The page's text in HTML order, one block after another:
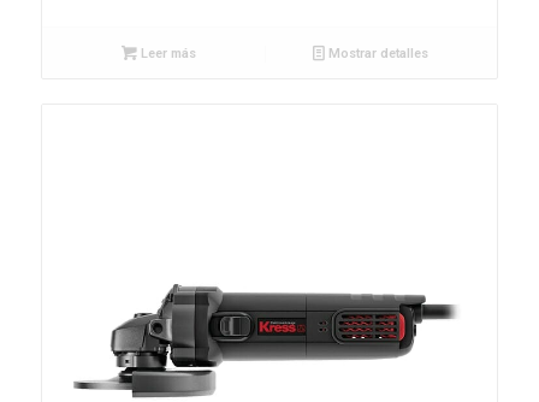
Leer más Mostrar detalles